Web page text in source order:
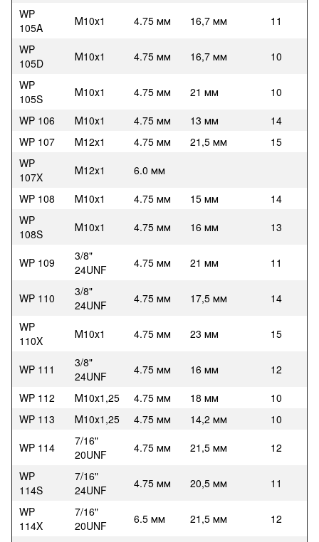
WP
105A
М10х1 4.75 мм 16,7 мм
11
WP
105D
М10х1 4.75 мм 16,7 мм
10
WP
105S
М10х1 4.75 мм 21 мм
10
WP 106
М10х1 4.75 мм 13 мм
14
WP 107
М12х1 4.75 мм 21,5 мм
15
WP
107X
М12х1
6.0 мм
WP 108
М10х1 4.75 мм 15 мм
14
WP
108S
М10х1 4.75 мм 16 мм 13
WP 109
3/8"
24UNF
4.75 мм 21 мм 11
WP 110
3/8"
24UNF
4.75 мм 17,5 мм
14
WP
110X
М10х1 4.75 мм 23 мм 15
WP 111
3/8"
24UNF
4.75 мм 16 мм
12
WP 112
М10х1,25 4.75 мм 18 мм
10
WP 113
М10х1,25 4.75 мм 14,2 мм
10
WP 114
7/16"
20UNF
4.75 мм 21,5 мм
12
WP
114S
7/16"
24UNF
4.75 мм 20,5 мм
11
WP
114X
7/16"
20UNF
6.5 мм 21,5 мм
12